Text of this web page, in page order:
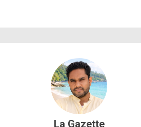
La Gazette